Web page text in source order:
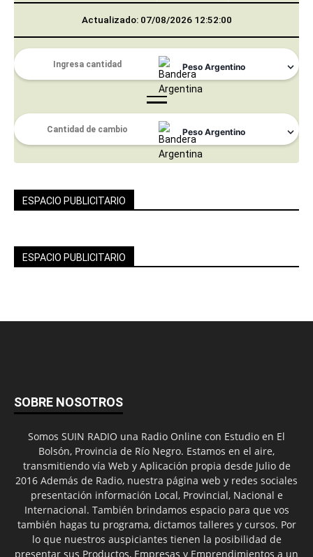
Actualizado: 07/08/2026 12:52:00
ESPACIO PUBLICITARIO
ESPACIO PUBLICITARIO
SOBRE NOSOTROS
Somos SUIN RADIO una Radio Online con Estudio en El
Bolsón, Provincia de Río Negro. Estamos en el aire,
transmitiendo vía Web y Aplicación propia desde Julio de
2016 Además de Radio, nuestra página web y redes sociales
presentación información Local, Provincial, Nacional e
Internacional. También brindamos espacio para que vos
también hagas tu programa, dictamos talleres y cursos. Por
lo que nuestros auspiciantes tienen la posibilidad de
presentar sus Productos, Empresas y Emprendimientos a un